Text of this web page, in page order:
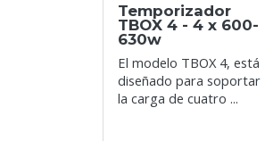
Temporizador
TBOX 4 - 4 x 600-
630w
El modelo TBOX 4, está
diseñado para soportar
la carga de cuatro ...